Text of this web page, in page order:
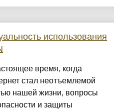
использования
время, когда
стал неотъемлемой
нашей жизни, вопросы
и защиты